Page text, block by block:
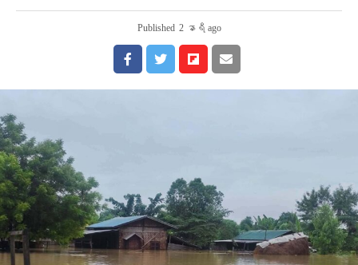
Published 2 နာရီ ago